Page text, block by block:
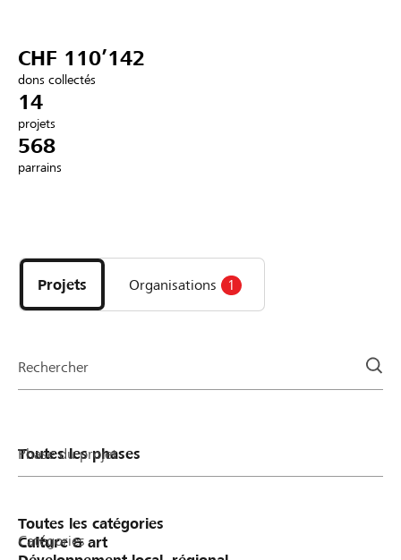
Se connecter
DE FR IT
CHF 110’142
dons collectés
14
projets
568
parrains
les
projets
et
la
Projets Organisations 1
Rechercher
Phase du projet
Catégories